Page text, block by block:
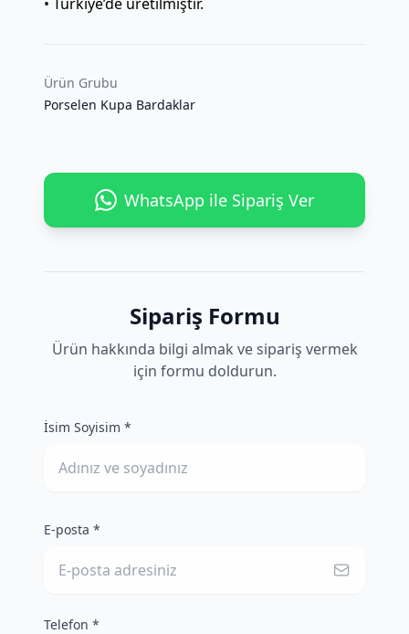
Ürün Grubu
Porselen Kupa Bardaklar
WhatsApp ile Sipariş Ver
Sipariş Formu
Ürün hakkında bilgi almak ve sipariş vermek
için formu doldurun.
İsim Soyisim *
E-posta *
Telefon *